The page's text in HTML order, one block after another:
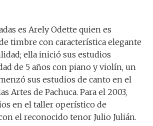
es Arely Odette quien es
timbre con característica elegante
ella inició sus estudios
de 5 años con piano y violín, un
sus estudios de canto en el
Artes de Pachuca. Para el 2003,
en el taller operístico de
el reconocido tenor Julio Julián.